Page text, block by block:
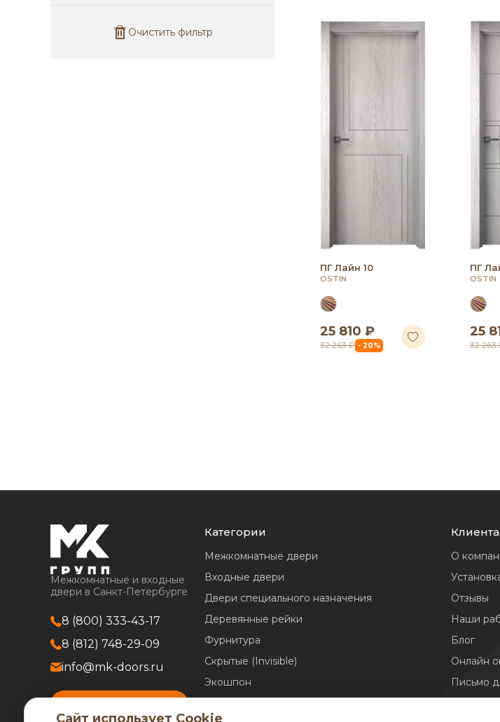
Сайт использует Cookie
Очистить фильтр
ПГ Лайн 10
OSTIN
25 810 ₽
32 263 ₽ - 20%
ПГ
OSTIN
25
32 263
Межкомнатные и входные
двери в Санкт-Петербурге
8 (800) 333-43-17
8 (812) 748-29-09
info@mk-doors.ru
Категории
Межкомнатные двери
Входные двери
Двери специального назначения
Деревянные рейки
Фурнитура
Скрытые (Invisible)
Экошпон
О
Отзывы
Наши
Блог
Онлайн
Письмо